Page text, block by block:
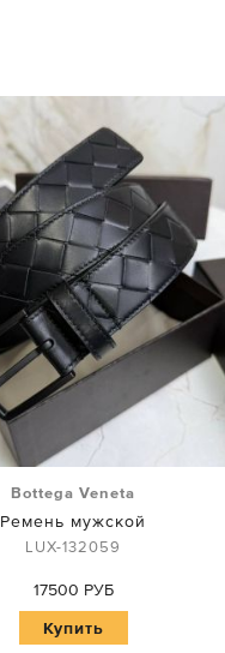
Bottega Veneta
Ремень мужской
LUX-132059
17500 РУБ
Купить